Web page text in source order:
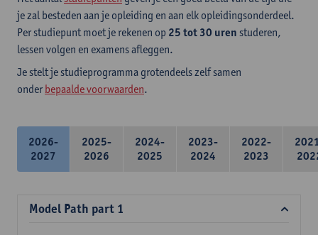
je zal besteden aan je opleiding en aan elk opleidingsonderdeel.
Per studiepunt moet je rekenen op 25 tot 30 uren studeren,
lessen volgen en examens afleggen.
Je stelt je studieprogramma grotendeels zelf samen
onder bepaalde voorwaarden.
2026-
2027
2025-
2026
2024-
2025
2023-
2024
2022-
2023
Model Path part 1